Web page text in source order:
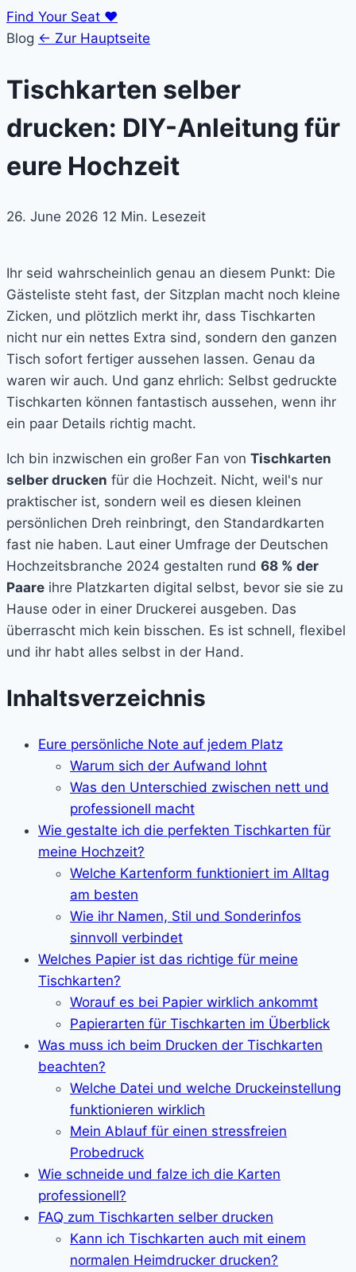
Find Your Seat ♥
Blog ← Zur Hauptseite
Tischkarten selber
drucken: DIY-Anleitung für
eure Hochzeit
26. June 2026 12 Min. Lesezeit
Ihr seid wahrscheinlich genau an diesem Punkt: Die
Gästeliste steht fast, der Sitzplan macht noch kleine
Zicken, und plötzlich merkt ihr, dass Tischkarten
nicht nur ein nettes Extra sind, sondern den ganzen
Tisch sofort fertiger aussehen lassen. Genau da
waren wir auch. Und ganz ehrlich: Selbst gedruckte
Tischkarten können fantastisch aussehen, wenn ihr
ein paar Details richtig macht.
Ich bin inzwischen ein großer Fan von Tischkarten
selber drucken für die Hochzeit. Nicht, weil's nur
praktischer ist, sondern weil es diesen kleinen
persönlichen Dreh reinbringt, den Standardkarten
fast nie haben. Laut einer Umfrage der Deutschen
Hochzeitsbranche 2024 gestalten rund 68 % der
Paare ihre Platzkarten digital selbst, bevor sie sie zu
Hause oder in einer Druckerei ausgeben. Das
überrascht mich kein bisschen. Es ist schnell, flexibel
und ihr habt alles selbst in der Hand.
Inhaltsverzeichnis
Eure persönliche Note auf jedem Platz
Warum sich der Aufwand lohnt
Was den Unterschied zwischen nett und
professionell macht
Wie gestalte ich die perfekten Tischkarten für
meine Hochzeit?
Welche Kartenform funktioniert im Alltag
am besten
Wie ihr Namen, Stil und Sonderinfos
sinnvoll verbindet
Welches Papier ist das richtige für meine
Tischkarten?
Worauf es bei Papier wirklich ankommt
Papierarten für Tischkarten im Überblick
Was muss ich beim Drucken der Tischkarten
beachten?
Welche Datei und welche Druckeinstellung
funktionieren wirklich
Mein Ablauf für einen stressfreien
Probedruck
Wie schneide und falze ich die Karten
professionell?
FAQ zum Tischkarten selber drucken
Kann ich Tischkarten auch mit einem
normalen Heimdrucker drucken?